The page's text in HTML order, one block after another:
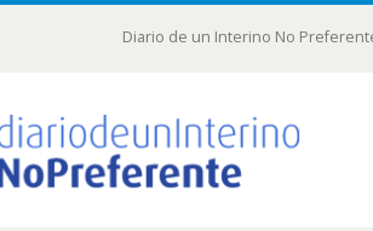
Diario de un Interino No